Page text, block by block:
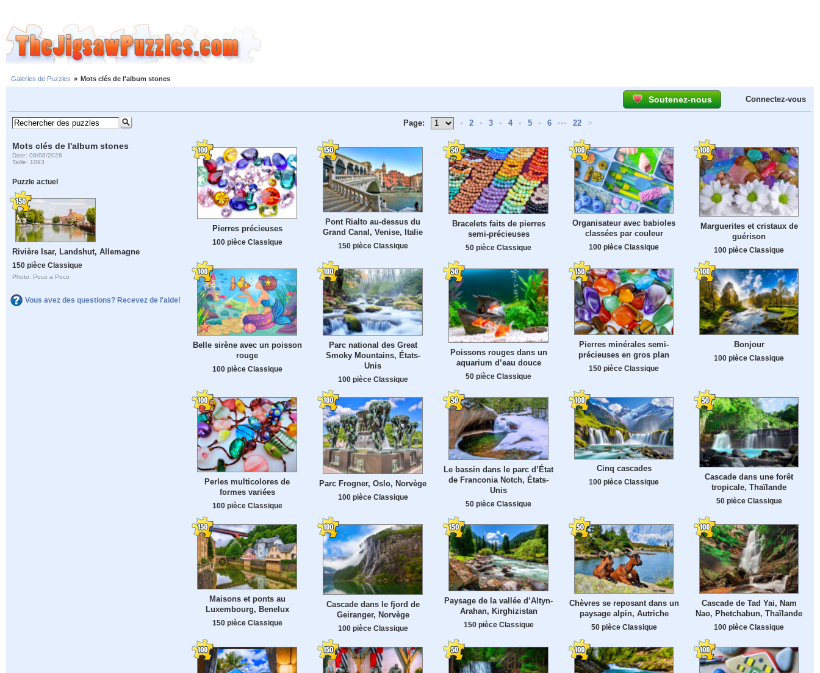
Galeries de Puzzles » Mots clés de l'album stones
Soutenez-nous Connectez-vous
Mots clés de l'album stones
Date: 08/08/2026
Taille: 1093
Puzzle actuel
Rivière Isar, Landshut, Allemagne
150 pièce Classique
Photo: Poco a Poco
Vous avez des questions? Recevez de l'aide!
Page: • 2 • 3 • 4 • 5 • 6 ••• 22 >
Pierres précieuses
100 pièce Classique
Pont Rialto au-dessus du
Grand Canal, Venise, Italie
150 pièce Classique
Bracelets faits de pierres
semi-précieuses
50 pièce Classique
Organisateur avec babioles
classées par couleur
100 pièce Classique
Marguerites et cristaux de
guérison
100 pièce Classique
Belle sirène avec un poisson
rouge
100 pièce Classique
Parc national des Great
Smoky Mountains, États-
Unis
100 pièce Classique
Poissons rouges dans un
aquarium d’eau douce
50 pièce Classique
Pierres minérales semi-
précieuses en gros plan
150 pièce Classique
Bonjour
100 pièce Classique
Perles multicolores de
formes variées
100 pièce Classique
Parc Frogner, Oslo, Norvège
100 pièce Classique
Le bassin dans le parc d’État
de Franconia Notch, États-
Unis
50 pièce Classique
Cinq cascades
100 pièce Classique
Cascade dans une forêt
tropicale, Thaïlande
50 pièce Classique
Maisons et ponts au
Luxembourg, Benelux
150 pièce Classique
Cascade dans le fjord de
Geiranger, Norvège
100 pièce Classique
Paysage de la vallée d’Altyn-
Arahan, Kirghizistan
150 pièce Classique
Chèvres se reposant dans un
paysage alpin, Autriche
50 pièce Classique
Cascade de Tad Yai, Nam
Nao, Phetchabun, Thaïlande
100 pièce Classique